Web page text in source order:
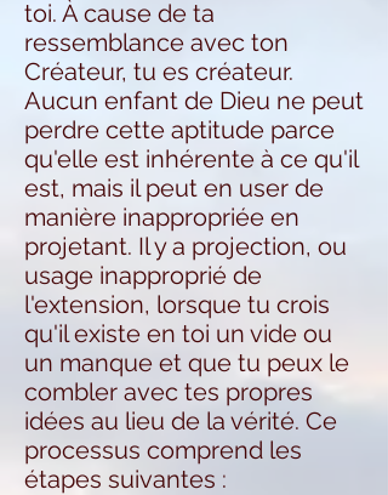
toi. À cause de ta
ressemblance avec ton
Créateur, tu es créateur.
Aucun enfant de Dieu ne peut
perdre cette aptitude parce
qu'elle est inhérente à ce qu'il
est, mais il peut en user de
manière inappropriée en
projetant. Il y a projection, ou
usage inapproprié de
l'extension, lorsque tu crois
qu'il existe en toi un vide ou
un manque et que tu peux le
combler avec tes propres
idées au lieu de la vérité. Ce
processus comprend les
étapes suivantes :